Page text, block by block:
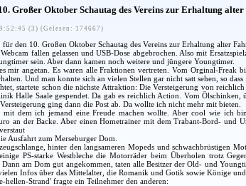
Großer Oktober Schautag des Vereins zur Erhaltung
(3) (Gelesen: 174667)
den 10. Großen Oktober Schautag des Vereins zur Erhaltung alter
fallen gelassen und USB-Dose abgebrochen. Also mit
sein. Aber dann kamen noch weitere und jüngere Youngtimer.
mir angetan. Es waren alle Fraktionen vertreten. Vom Orginal-Freak
Und man konnte sich an vielen Stellen gar nicht satt sehen, so dass
startete schon die nächste Attraktion: Die Versteigerung von
Halle Saale gespendet. Da gab es reichlich Action. Vom Ölschinken,
ging dann die Post ab. Da wollte ich nicht mehr mit bieten.
mit dem ich jemand eine Freude machen wollte. Aber cool wie ich
an der Backe. Aber einen Hometrainer mit dem Trabant-Bord- und
Ausfahrt zum Merseburger Dom.
hinter den langsameren Mopeds und schwachbrüstigen
PS-starke Westbleche die Motorräder beim Überholen trotz
am Dom gut angekommen, taten alle Besitzer der Old- und
Infos über das Mittelalter, die Romanik und Gotik sowie Könige und
Strand' fragte ein Teilnehmer den anderen: